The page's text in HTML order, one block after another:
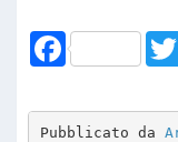
Facebook
Pubblicato da